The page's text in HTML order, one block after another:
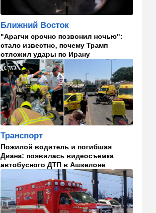
20:50 Израиль
Как будто знал: известного
израильского певца и поэта
раздавил собственный
автомобиль
20:37 Публицистика
Цена "эффективности":
почему новые правила ПДД
бьют по правам водителей
19:30 Транспорт
Пожилой водитель и
погибшая Диана: появилась
видеосъемка автобусного
ДТП в Ашкелоне
18:38 Транспорт
Подарок к праздникам:
американские авиалинии
Ближний Восток
"Арагчи срочно позвонил ночью":
стало известно, почему Трамп
отложил удары по Ирану
Транспорт
Пожилой водитель и погибшая
Диана: появилась видеосъемка
автобусного ДТП в Ашкелоне